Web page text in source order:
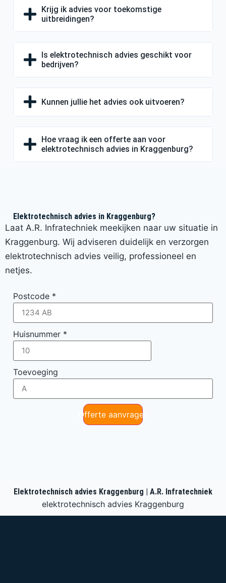
Krijg ik advies voor toekomstige
uitbreidingen?
Is elektrotechnisch advies geschikt voor
bedrijven?
Kunnen jullie het advies ook uitvoeren?
Hoe vraag ik een offerte aan voor
elektrotechnisch advies in Kraggenburg?
Elektrotechnisch advies in Kraggenburg?
Laat A.R. Infratechniek meekijken naar uw situatie in
Kraggenburg. Wij adviseren duidelijk en verzorgen
elektrotechnisch advies veilig, professioneel en
netjes.
Postcode *
Huisnummer *
Toevoeging
Offerte aanvragen
Elektrotechnisch advies Kraggenburg | A.R. Infratechniek
elektrotechnisch advies Kraggenburg